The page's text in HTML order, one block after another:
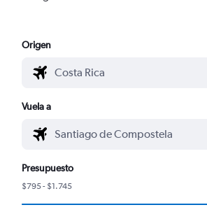
Origen
Vuela a
Presupuesto
$795 - $1.745